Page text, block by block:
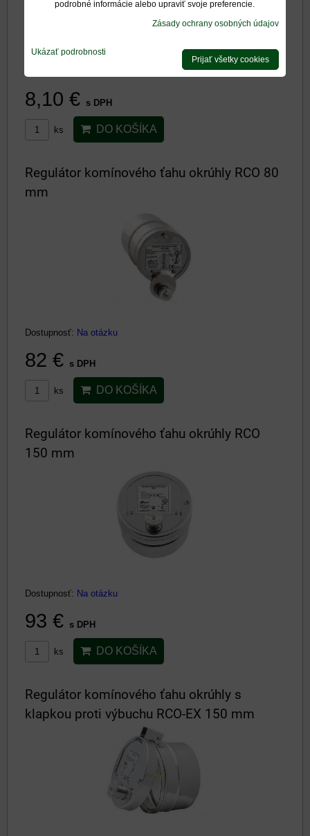
8,10 € s DPH
ks DO KOŠÍKA
Regulátor komínového ťahu okrúhly RCO 80
mm
Dostupnosť: Na otázku
82 € s DPH
ks DO KOŠÍKA
Regulátor komínového ťahu okrúhly RCO
150 mm
Dostupnosť: Na otázku
93 € s DPH
ks DO KOŠÍKA
Regulátor komínového ťahu okrúhly s
klapkou proti výbuchu RCO-EX 150 mm
podrobné informácie alebo upraviť svoje preferencie.
Zásady ochrany osobných údajov
Ukázať podrobnosti
Prijať všetky cookies